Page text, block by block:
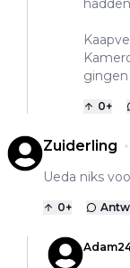
hadden
0+
Zuiderling
Ueda niks
0+